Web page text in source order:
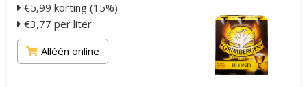
€5,99 korting (15%)
€3,77 per liter
Alléén online